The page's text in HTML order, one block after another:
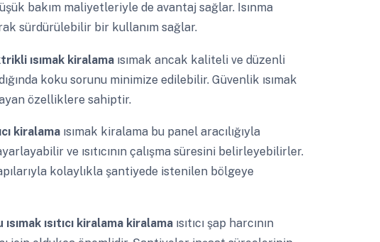
bakım maliyetleriyle de avantaj sağlar. Isınma
sürdürülebilir bir kullanım sağlar.
ısımak kiralama ısımak ancak kaliteli ve düzenli
koku sorunu minimize edilebilir. Güvenlik ısımak
özelliklere sahiptir.
kiralama ısımak kiralama bu panel aracılığıyla
ve ısıtıcının çalışma süresini belirleyebilirler.
kolaylıkla şantiyede istenilen bölgeye
ısıtıcı kiralama kiralama ısıtıcı şap harcının